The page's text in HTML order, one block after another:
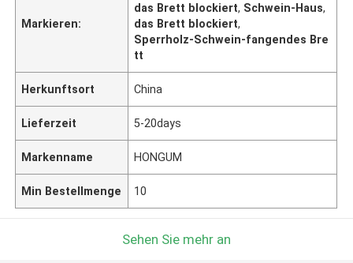
Markieren:
das Brett blockiert, Schwein-Haus,
das Brett blockiert,
Sperrholz-Schwein-fangendes Bre
tt
Herkunftsort China
Lieferzeit 5-20days
Markenname HONGUM
Min Bestellmenge 10
Sehen Sie mehr an